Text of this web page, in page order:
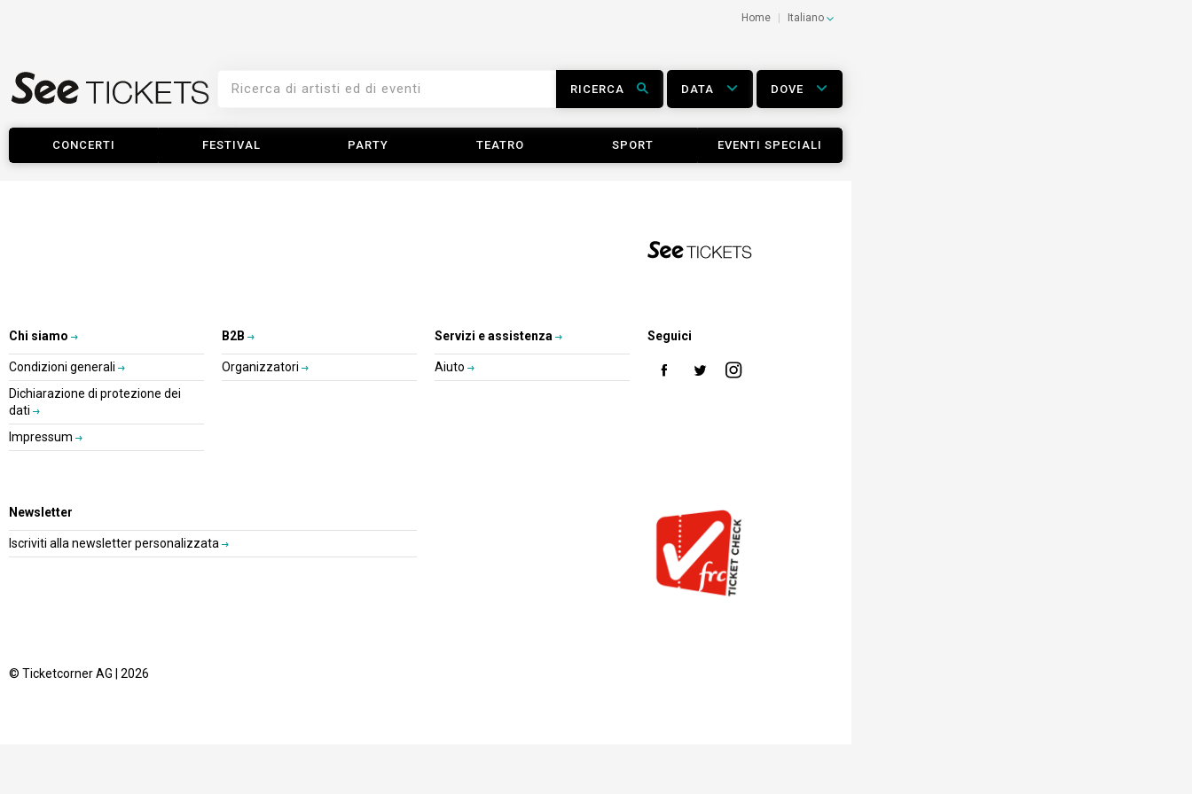
Home Italiano
RICERCA DATA DOVE
CONCERTI FESTIVAL PARTY TEATRO SPORT EVENTI SPECIALI
Chi siamo
Condizioni generali
Dichiarazione di protezione dei
dati
Impressum
B2B
Organizzatori
Servizi e assistenza
Aiuto
Seguici
Newsletter
Iscriviti alla newsletter personalizzata
© Ticketcorner AG | 2026